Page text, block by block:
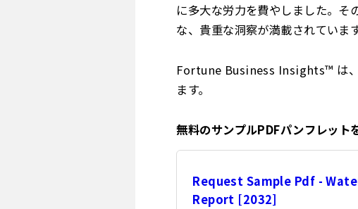
に多大な労力を費やしました。そ
な、貴重な洞察が満載されています
Fortune Business Insights™ は、
ます。
無料のサンプルPDFパンフレット
Request Sample Pdf -
Report [2032]